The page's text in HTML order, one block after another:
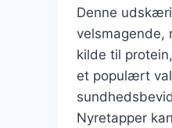
Denne
velsmagende,
kilde til
et populært
Nyretapper